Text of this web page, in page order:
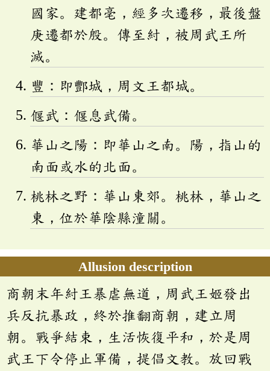
國家。建都亳，經多次遷移，最後盤
庚遷都於殷。傳至紂，被周武王所
滅。
豐：即酆城，周文王都城。
偃武：偃息武備。
華山之陽：即華山之南。陽，指山的
南面或水的北面。
桃林之野：華山東郊。桃林，華山之
東，位於華陰縣潼關。
Allusion description
商朝末年紂王暴虐無道，周武王姬發出
兵反抗暴政，終於推翻商朝，建立周
朝。戰爭結束，生活恢復平和，於是周
武王下令停止軍備，提倡文教。放回戰